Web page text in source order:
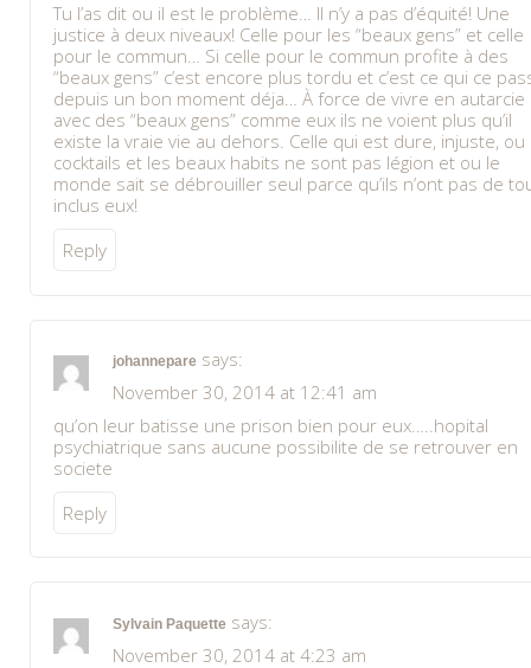
Tu l’as dit ou il est le problème… Il n’y a pas d’équité! Une
justice à deux niveaux! Celle pour les “beaux gens” et celle
pour le commun… Si celle pour le commun profite à des
“beaux gens” c’est encore plus tordu et c’est ce qui ce
depuis un bon moment déja… À force de vivre en autarcie
avec des “beaux gens” comme eux ils ne voient plus qu’il
existe la vraie vie au dehors. Celle qui est dure, injuste, ou
cocktails et les beaux habits ne sont pas légion et ou le
monde sait se débrouiller seul parce qu’ils n’ont pas de
inclus eux!
Reply
johannepare says:
November 30, 2014 at 12:41 am
qu’on leur batisse une prison bien pour eux…..hopital
psychiatrique sans aucune possibilite de se retrouver en
societe
Reply
Sylvain Paquette says:
November 30, 2014 at 4:23 am